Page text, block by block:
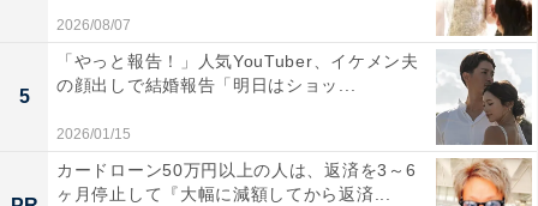
2026/08/07
5
「やっと報告！」人気YouTuber、イケメン夫
の顔出しで結婚報告「明日はショッ...
2026/01/15
カードローン50万円以上の人は、返済を3～6
ヶ月停止して『大幅に減額してから返済...